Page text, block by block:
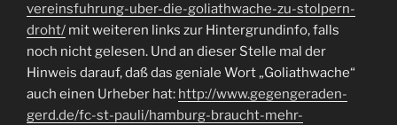
vereinsfuhrung-uber-die-goliathwache-zu-stolpern-
droht/ mit weiteren links zur Hintergrundinfo, falls
noch nicht gelesen. Und an dieser Stelle mal der
Hinweis darauf, daß das geniale Wort „Goliathwache“
auch einen Urheber hat: http://www.gegengeraden-
gerd.de/fc-st-pauli/hamburg-braucht-mehr-